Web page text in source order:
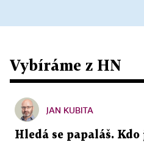
Vybíráme z HN
JAN KUBITA
Hledá se papaláš.